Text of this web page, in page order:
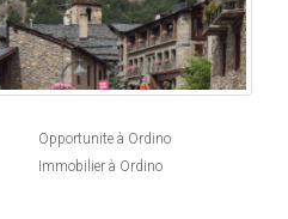
Opportunite à Ordino
Immobilier à Ordino